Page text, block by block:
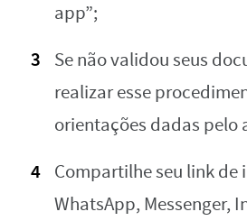
app”;
Se não validou seus
realizar esse
orientações dadas pelo
Compartilhe seu link de
WhatsApp, Messenger,